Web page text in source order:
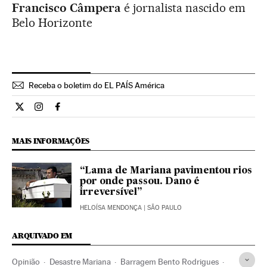
Francisco Câmpera é jornalista nascido em
Belo Horizonte
Receba o boletim do EL PAÍS América
Opiniao El País Brasil en Twitter
Opiniao El País Brasil en Instagram
Opiniao El País Brasil en Facebook
MAIS INFORMAÇÕES
“Lama de Mariana pavimentou rios
por onde passou. Dano é
irreversível”
HELOÍSA MENDONÇA | SÃO PAULO
ARQUIVADO EM
Opinião Desastre Mariana Barragem Bento Rodrigues